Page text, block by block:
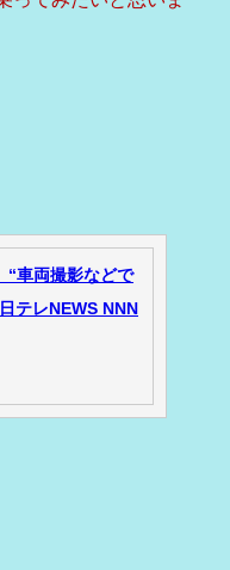
車両撮影などで
テレNEWS NNN